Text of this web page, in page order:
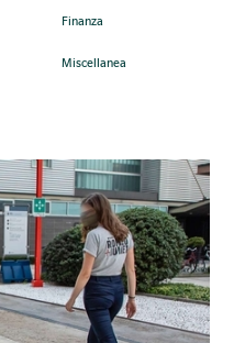
Finanza
Miscellanea